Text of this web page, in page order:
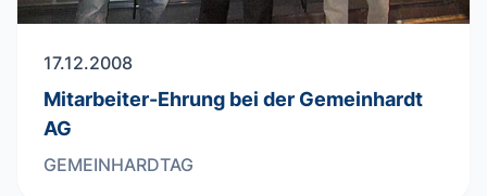
17.12.2008
Mitarbeiter-Ehrung bei der Gemeinhardt
AG
GEMEINHARDTAG